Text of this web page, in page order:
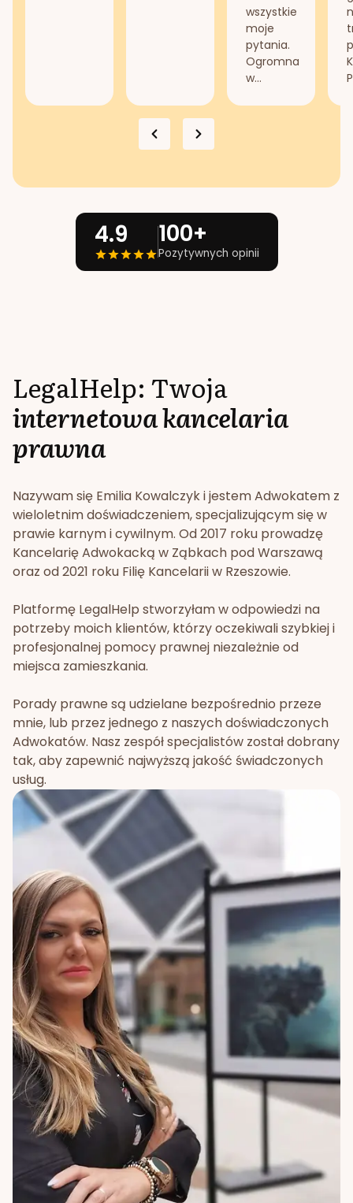
wszystkie
moje
pytania.
Ogromna
w...
4.9 100+
Pozytywnych opinii
LegalHelp: Twoja
internetowa kancelaria
prawna
Nazywam się Emilia Kowalczyk i jestem Adwokatem z
wieloletnim doświadczeniem, specjalizującym się w
prawie karnym i cywilnym. Od 2017 roku prowadzę
Kancelarię Adwokacką w Ząbkach pod Warszawą
oraz od 2021 roku Filię Kancelarii w Rzeszowie.
Platformę LegalHelp stworzyłam w odpowiedzi na
potrzeby moich klientów, którzy oczekiwali szybkiej i
profesjonalnej pomocy prawnej niezależnie od
miejsca zamieszkania.
Porady prawne są udzielane bezpośrednio przeze
mnie, lub przez jednego z naszych doświadczonych
Adwokatów. Nasz zespół specjalistów został dobrany
tak, aby zapewnić najwyższą jakość świadczonych
usług.